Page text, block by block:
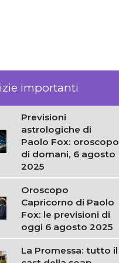
importanti
Previsioni
astrologiche di
Paolo Fox: oroscopo
di domani, 6 agosto
2025
Oroscopo
Capricorno di Paolo
Fox: le previsioni di
oggi 6 agosto 2025
La Promessa: tutto il